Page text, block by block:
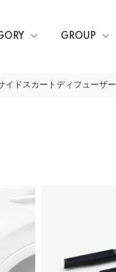
GROUP
イドスカートディフューザー